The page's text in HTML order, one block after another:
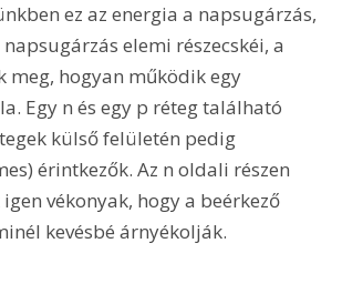
ez az energia a napsugárzás,
elemi részecskéi, a
meg, hogyan működik egy
Egy n és egy p réteg található
külső felületén pedig
érintkezők. Az n oldali részen
vékonyak, hogy a beérkező
kevésbé árnyékolják.